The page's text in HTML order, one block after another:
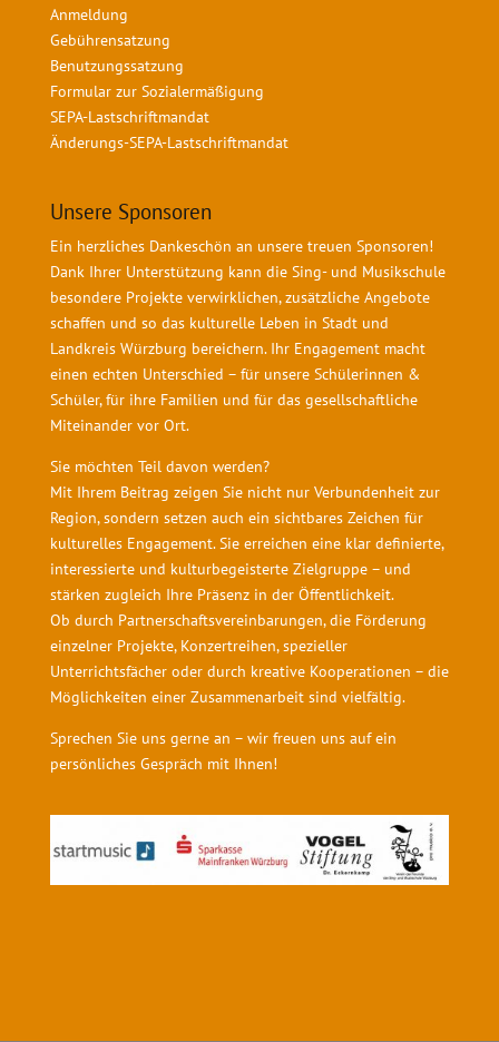
Anmeldung
Gebührensatzung
Benutzungssatzung
Formular zur Sozialermäßigung
SEPA-Lastschriftmandat
Änderungs-SEPA-Lastschriftmandat
Unsere Sponsoren
Ein herzliches Dankeschön an unsere treuen Sponsoren!
Dank Ihrer Unterstützung kann die Sing- und Musikschule
besondere Projekte verwirklichen, zusätzliche Angebote
schaffen und so das kulturelle Leben in Stadt und
Landkreis Würzburg bereichern. Ihr Engagement macht
einen echten Unterschied – für unsere Schülerinnen &
Schüler, für ihre Familien und für das gesellschaftliche
Miteinander vor Ort.
Sie möchten Teil davon werden?
Mit Ihrem Beitrag zeigen Sie nicht nur Verbundenheit zur
Region, sondern setzen auch ein sichtbares Zeichen für
kulturelles Engagement. Sie erreichen eine klar definierte,
interessierte und kulturbegeisterte Zielgruppe – und
stärken zugleich Ihre Präsenz in der Öffentlichkeit.
Ob durch Partnerschaftsvereinbarungen, die Förderung
einzelner Projekte, Konzertreihen, spezieller
Unterrichtsfächer oder durch kreative Kooperationen – die
Möglichkeiten einer Zusammenarbeit sind vielfältig.
Sprechen Sie uns gerne an – wir freuen uns auf ein
persönliches Gespräch mit Ihnen!